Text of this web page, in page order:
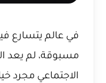
في عالم يتسارع
مسبوقة، لم يعد
الاجتماعي مجرد